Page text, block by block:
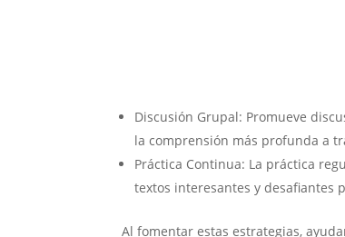
Discusión Grupal: Promueve
la comprensión más profunda a
Práctica Continua: La práctica
textos interesantes y desafiantes
Al fomentar estas estrategias,